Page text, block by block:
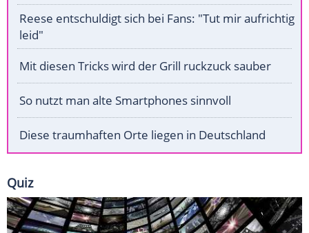
Reese entschuldigt sich bei Fans: "Tut mir aufrichtig
leid"
Mit diesen Tricks wird der Grill ruckzuck sauber
So nutzt man alte Smartphones sinnvoll
Diese traumhaften Orte liegen in Deutschland
Quiz